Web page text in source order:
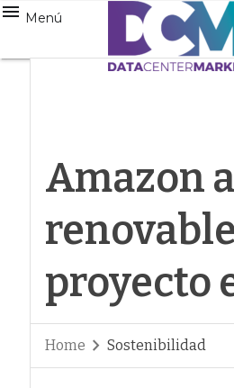
Menú
Amazon
proyecto
Home Sostenibilidad